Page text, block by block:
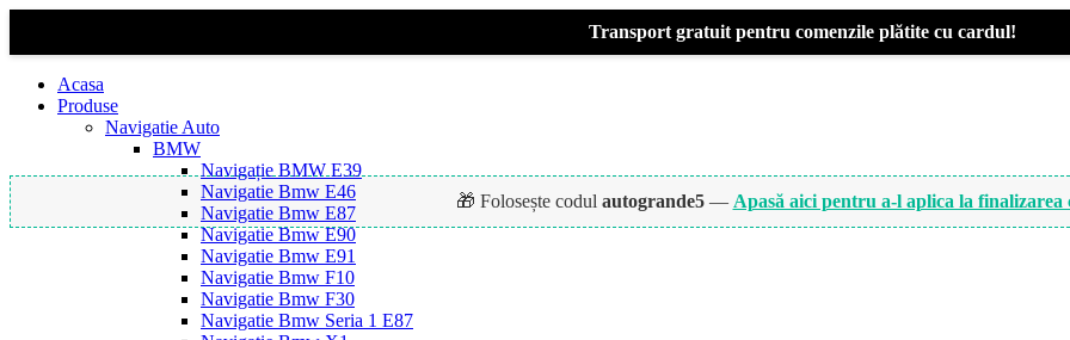
Transport gratuit pentru comenzile plătite cu cardul!
Acasa
Produse
Navigatie Auto
BMW
Navigație BMW E39
Navigatie Bmw E46
Navigatie Bmw E87
Navigatie Bmw E90
Navigatie Bmw E91
Navigatie Bmw F10
Navigatie Bmw F30
Navigatie Bmw Seria 1 E87
🎁 Folosește codul autogrande5— Apasă aici pentru a-l aplica la finalizarea